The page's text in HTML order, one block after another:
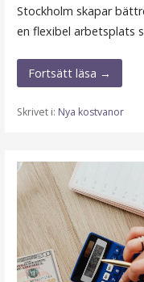
Stockholm skapar
en flexibel arbetsplats
Fortsätt läsa →
Skrivet i: Nya kostvanor